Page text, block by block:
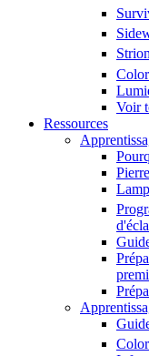
Strion
Voir
Ressources